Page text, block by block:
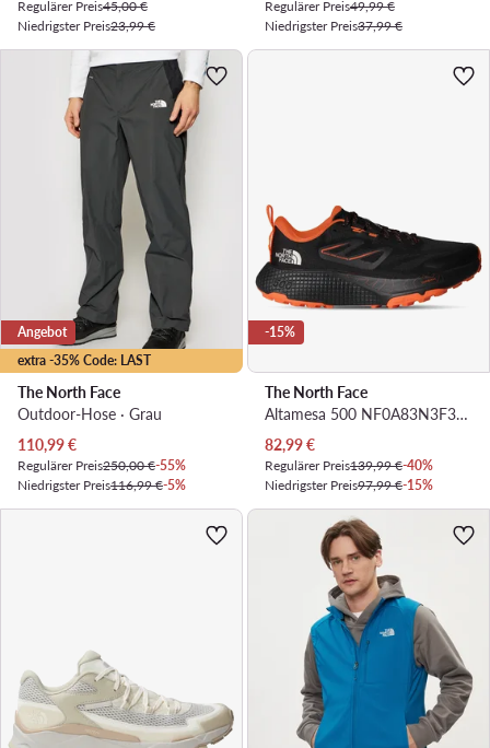
Regulärer Preis45,00 €
Niedrigster Preis23,99 €
Regulärer Preis49,99 €
Niedrigster Preis37,99 €
extra -35% Code: LAST
Angebot
The North Face
Outdoor-Hose · Grau
Aktueller Preis
110,99€
Regulärer Preis250,00 €-55%
Niedrigster Preis116,99 €-5%
-15%
The North Face
Altamesa 500 NF0A83N3F381 · Laufschuhe
Aktueller Preis
82,99€
Regulärer Preis139,99 €-40%
Niedrigster Preis97,99 €-15%